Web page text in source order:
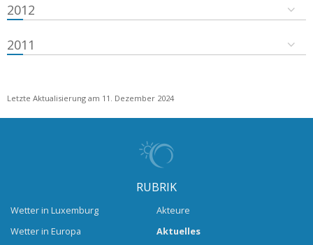
2012
2011
Letzte Aktualisierung am 11. Dezember 2024
RUBRIK
Wetter in Luxemburg
Wetter in Europa
Akteure
Aktuelles